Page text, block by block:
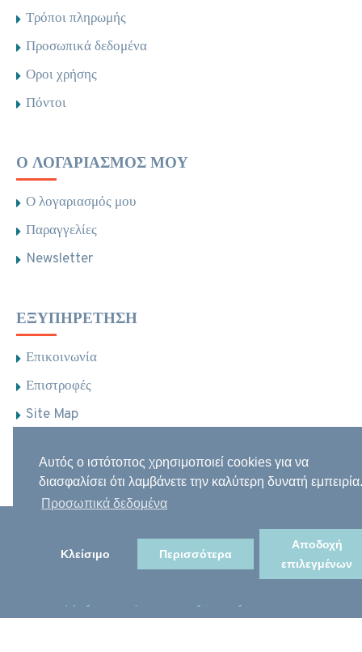
Αυτός ο ιστότοπος χρησιμοποιεί cookies για να
διασφαλίσει ότι λαμβάνετε την καλύτερη δυνατή εμπειρία.
Προσωπικά δεδομένα
Κλείσιμο Περισσότερα
Αποδοχή
επιλεγμένων
Τρόποι πληρωμής
Προσωπικά δεδομένα
Οροι χρήσης
Πόντοι
Ο ΛΟΓΑΡΙΑΣΜΌΣ ΜΟΥ
Ο λογαριασμός μου
Παραγγελίες
Newsletter
ΕΞΥΠΗΡΈΤΗΣΗ
Επικοινωνία
Επιστροφές
Site Map
Φαρμακεία